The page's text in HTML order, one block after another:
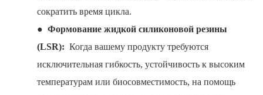
сократить время цикла.
● Формование жидкой силиконовой резины
(LSR): Когда вашему продукту требуются
исключительная гибкость, устойчивость к высоким
температурам или биосовместимость, на помощь